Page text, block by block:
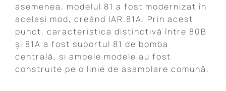
asemenea, modelul 81 a fost modernizat în
același mod, creând IAR.81A. Prin acest
punct, caracteristica distinctivă între 80B
și 81A a fost suportul 81 de bomba
centrală, si ambele modele au fost
construite pe o linie de asamblare comună.